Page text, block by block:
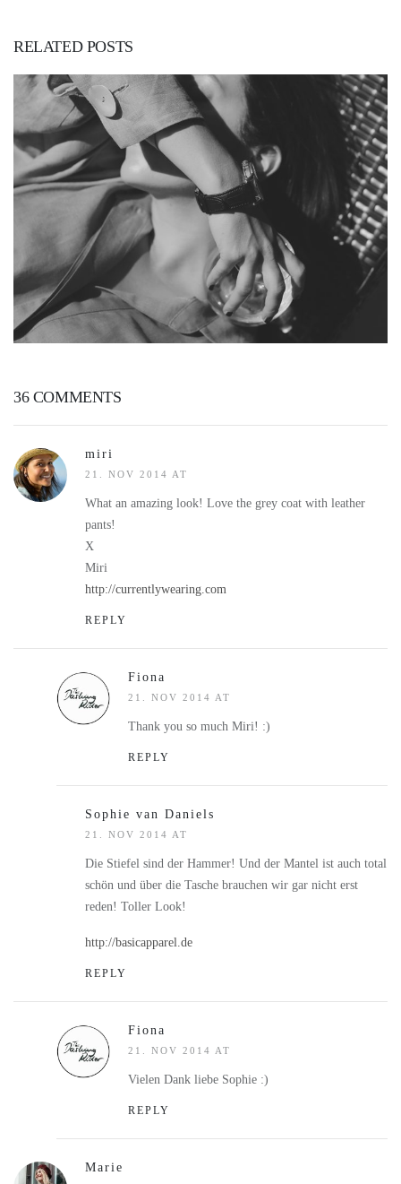
RELATED POSTS
5. MAY 2019
36 COMMENTS
miri
21. NOV 2014 AT
What an amazing look! Love the grey coat with leather
pants!
X
Miri
http://currentlywearing.com
REPLY
Fiona
21. NOV 2014 AT
Thank you so much Miri! :)
REPLY
Sophie van Daniels
21. NOV 2014 AT
Die Stiefel sind der Hammer! Und der Mantel ist auch total
schön und über die Tasche brauchen wir gar nicht erst
reden! Toller Look!
http://basicapparel.de
REPLY
Fiona
21. NOV 2014 AT
Vielen Dank liebe Sophie :)
REPLY
Marie